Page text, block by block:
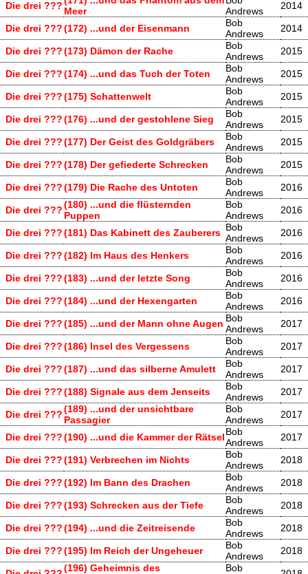
Die drei ??? Meer
Andrews
2014
Die drei ???(172) ...und der Eisenmann
Bob
Andrews
2014
Die drei ???(173) Dämon der Rache
Bob
Andrews
2015
Die drei ???(174) ...und das Tuch der Toten
Bob
Andrews
2015
Die drei ???(175) Schattenwelt
Bob
Andrews
2015
Die drei ???(176) ...und der gestohlene Sieg
Bob
Andrews
2015
Die drei ???(177) Der Geist des Goldgräbers
Bob
Andrews
2015
Die drei ???(178) Der gefiederte Schrecken
Bob
Andrews
2015
Die drei ???(179) Die Rache des Untoten
Bob
Andrews
2016
Die drei ???(180) ...und die flüsternden
Puppen
Bob
Andrews
2016
Die drei ???(181) Das Kabinett des Zauberers Bob
Andrews
2016
Die drei ???(182) Im Haus des Henkers
Bob
Andrews
2016
Die drei ???(183) ...und der letzte Song
Bob
Andrews
2016
Die drei ???(184) ...und der Hexengarten
Bob
Andrews
2016
Die drei ???(185) ...und der Mann ohne Augen Bob
Andrews
2017
Die drei ???(186) Insel des Vergessens
Bob
Andrews
2017
Die drei ???(187) ...und das silberne Amulett
Bob
Andrews
2017
Die drei ???(188) Signale aus dem Jenseits
Bob
Andrews
2017
Die drei ???(189) ...und der unsichtbare
Passagier
Bob
Andrews
2017
Die drei ???(190) ...und die Kammer der RätselBob
Andrews
2017
Die drei ???(191) Verbrechen im Nichts
Bob
Andrews
2018
Die drei ???(192) Im Bann des Drachen
Bob
Andrews
2018
Die drei ???(193) Schrecken aus der Tiefe
Bob
Andrews
2018
Die drei ???(194) ...und die Zeitreisende
Bob
Andrews
2018
Die drei ???(195) Im Reich der Ungeheuer
Bob
Andrews
2018
(196) Geheimnis des
Bob